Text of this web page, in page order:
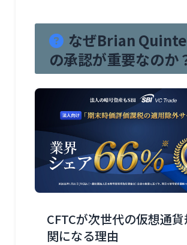
なぜBrian
の承認が重要なのか
CFTCが次世代の仮想通
関になる理由